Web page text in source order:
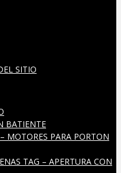
SITIO
BATIENTE
MOTORES PARA PORTON
TAG – APERTURA CON